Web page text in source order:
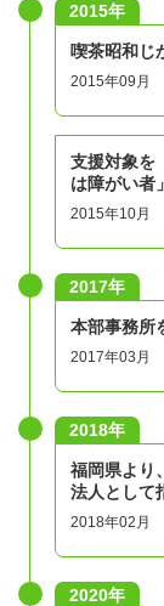
2015年
喫茶昭和じ
2015年09月
支援対象を
は障がい者
2015年10月
2017年
本部事務所
2017年03月
2018年
福岡県より
法人として
2018年02月
2020年